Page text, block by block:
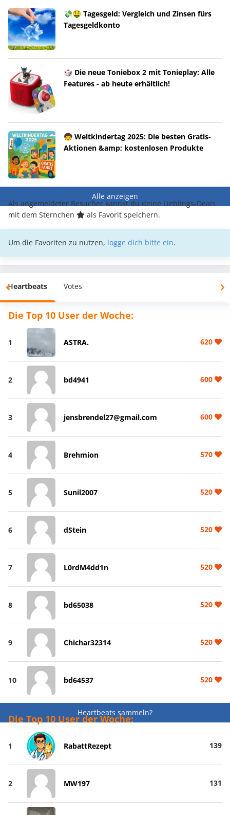
💸🤑 Tagesgeld: Vergleich und Zinsen fürs
Tagesgeldkonto
🎲 Die neue Toniebox 2 mit Tonieplay: Alle
Features - ab heute erhältlich!
🧒 Weltkindertag 2025: Die besten Gratis-
Aktionen &amp; kostenlosen Produkte
Alle anzeigen
Als angemeldeter Besucher kannst du deine Lieblings-Deals
mit dem Sternchen
als Favorit speichern.
Um die Favoriten zu nutzen, logge dich bitte ein.
Heartbeats Votes
Die Top 10 User der Woche:
1 ASTRA. 620
2 bd4941 600
3 jensbrendel27@gmail.com 600
4 Brehmion 570
5 Sunil2007 520
6 dStein 520
7 L0rdM4dd1n 520
8 bd65038 520
9 Chichar32314 520
10 bd64537 520
Heartbeats sammeln?
Die Top 10 User der Woche:
1 RabattRezept 139
2 MW197 131